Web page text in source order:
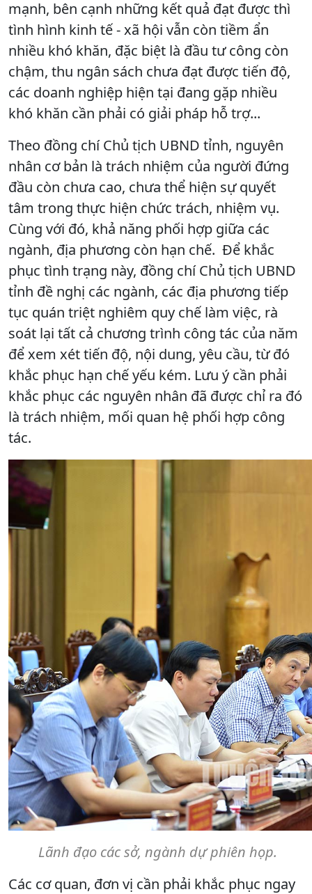
mạnh, bên cạnh những kết quả đạt được thì
tình hình kinh tế - xã hội vẫn còn tiềm ẩn
nhiều khó khăn, đặc biệt là đầu tư công còn
chậm, thu ngân sách chưa đạt được tiến độ,
các doanh nghiệp hiện tại đang gặp nhiều
khó khăn cần phải có giải pháp hỗ trợ...
Theo đồng chí Chủ tịch UBND tỉnh, nguyên
nhân cơ bản là trách nhiệm của người đứng
đầu còn chưa cao, chưa thể hiện sự quyết
tâm trong thực hiện chức trách, nhiệm vụ.
Cùng với đó, khả năng phối hợp giữa các
ngành, địa phương còn hạn chế. Để khắc
phục tình trạng này, đồng chí Chủ tịch UBND
tỉnh đề nghị các ngành, các địa phương tiếp
tục quán triệt nghiêm quy chế làm việc, rà
soát lại tất cả chương trình công tác của năm
để xem xét tiến độ, nội dung, yêu cầu, từ đó
khắc phục hạn chế yếu kém. Lưu ý cần phải
khắc phục các nguyên nhân đã được chỉ ra đó
là trách nhiệm, mối quan hệ phối hợp công
tác.
Lãnh đạo các sở, ngành dự phiên họp.
Các cơ quan, đơn vị cần phải khắc phục ngay